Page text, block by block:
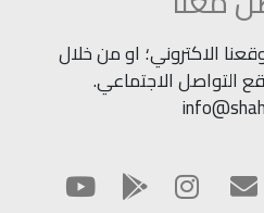
الاكتروني؛ او من خلال
التواصل الاجتماعي.